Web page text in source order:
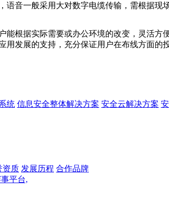
语音一般采用大对数字电缆传输，需根据现
能根据实际需要或办公环境的改变，灵活
用发展的支持，充分保证用户在布线方面的
统 信息安全整体解决方案 安全云解决方案
资质 发展历程 合作品牌
平台,